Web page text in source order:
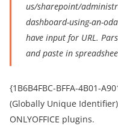
us/sharepoint/
dashboard-using-an-
have input for URL.
and paste in
{1B6B4FBC-BFFA-4B01-
(Globally Unique
ONLYOFFICE plugins.